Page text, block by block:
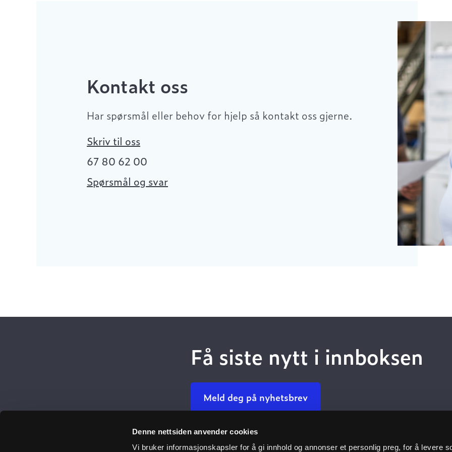
Denne nettsiden anvender cookies
Vi bruker informasjonskapsler for å gi innhold og annonser et personlig preg, for å levere
Kontakt oss
Har spørsmål eller behov for hjelp så kontakt oss gjerne.
Skriv til oss
67 80 62 00
Spørsmål og svar
Få siste nytt i innboksen
Meld deg på nyhetsbrev
Ulefos Kundeservice Nyttige